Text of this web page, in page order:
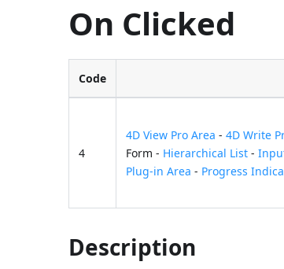
On Clicked
Code
4
4D View Pro Area -4D Write
Form - Hierarchical List -
Plug-in Area - Progress
Description